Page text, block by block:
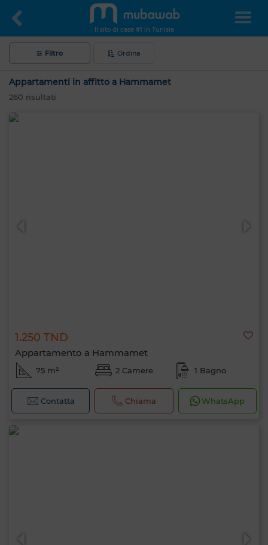
Il sito di case #1 in Tunisia
Filtro Ordina
Appartamenti in affitto a Hammamet
260 risultati
1.250 TND
Appartamento a Hammamet
75 m² 2 Camere 1 Bagno
Contatta Chiama WhatsApp